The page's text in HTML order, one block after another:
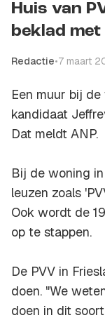
Huis van
beklad met
Redactie•7 maart
Een muur bij
kandidaat
Dat meldt ANP.
Bij de woning
leuzen zoals
Ook wordt de
op te stappen.
De PVV in
doen. "We
doen in dit